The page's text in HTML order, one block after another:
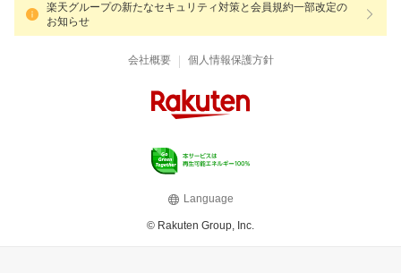
楽天グループの新たなセキュリティ対策と会員規約一部改定の
お知らせ
会社概要 | 個人情報保護方針
Language
© Rakuten Group, Inc.